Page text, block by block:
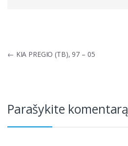
Navigacija
← KIA PREGIO (TB), 97 – 05
Parašykite komentarą